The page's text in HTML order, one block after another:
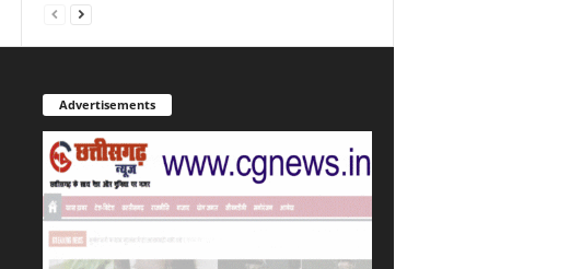
Advertisements